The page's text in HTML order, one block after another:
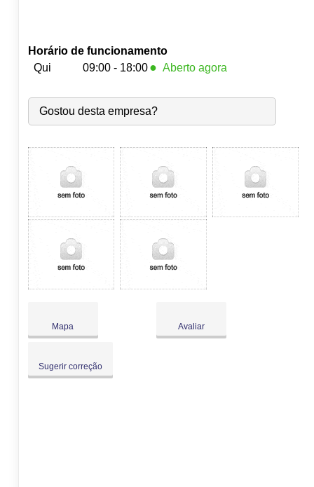
Horário de funcionamento
Qui
09:00 - 18:00 ● Aberto agora
Seg: 09:00-18:00
Ter:
09:00-18:00
Qua:
09:00-18:00
Qui:
09:00- 18:00 ●Fecha às 18:00
- 18:00
Sáb:
Fechado
Dom:
Fechado
Gostou desta empresa?
Mapa Avaliar
Sugerir correção